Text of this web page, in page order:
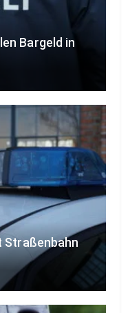
Bargeld in